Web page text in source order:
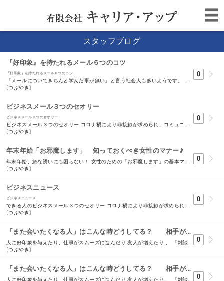
スタッフブログ
『好印象』を持たれるメール６つのコツ
『好印象』を持たれるメール６つのコツ
[つぶやき]
0
ビジネスメール３つのセオリー
ビジネスメール３つのセオリー
[つぶやき]
0
年末年始「お邪魔します」 知っておくべき女性のマナー♪
[つぶやき]
0
ビジネスニュース
ビジネスニュース
[つぶやき]
0
「また会いたくなる人」はこんな時どうしてる？ 相手がつまらなそう…:中級編
人に好印象を与えたり、仕事がスムーズに進んだり 友人が増えたり 、 「雑談力」を磨くと良いことがいっぱい！ 自分が言いたい事をノープランで話し、何の実りもないのが 世間話 。 それに対し、会話の中で相手の情報を得ながら距離を縮め、信頼関係を築くのが 雑談 。 働く女性 の 37.4% が 「雑談がうまくなるコツ」を知りたい と思っている ！ 雑談中に、相手がつまらなそうにしている⋯と感じたら 「 事前にネタを準備 」すべし！ ④楽しい席では話を「ちょい盛り」 嘘をつくのはご法度。 だが、場を盛り上げるために多少大げさに表現するのはアリ〇。 事実をちょっぴり脚色して話す事で、相手の興味をグッと惹きつける ”トーク上手”に。抑揚をつけて話すとより伝わりやすい。 例えば⋯ テーマ：昨日食べたラーメンが凄く辛かった 自分「昨日食べたラーメンが凄く辛かったんですよ～」 相手「どれくらい辛かったの？」 ↓ このときの自分の一言 《NG》 「見た目が真っ赤で。 食べられないほどではないんですけど」 相手も「へぇ～」で終わりそう 《OK》 「もう、見た目から 地獄の様に真っ赤 で。 熱々だったから 一口食べるごとに辛さ倍増 でした‼」 「うわぁ、凄く辛そう！ちょっと気になるな～」と会話が広がりそう ⑤前回教えてもらった事に触れる 以前あったことがある人と話すなら、「前回の話を受けて雑談する」ことで距離を縮めよう。 特に目上の相手には効果大〇。「また教えて下さい」の一言を添えれば印象アップ。 継続的な友好関係をつくりやすい。 例えば⋯ これで印象アップ！ ---------------------------------------------------------------------------------------------------------------------------------- 「先日教えて頂いた映画、早速レンタルして観ました。 素晴らしかったです。 教えて頂いて、本当に良かった です！」 ---------------------------------------------------------------------------------------------------------------------------------- 「前回教えて頂いたサイト、次の日のプレゼンに とても役立ちました！ 」 ---------------------------------------------------------------------------------------------------------------------------------- 「前日ご指摘いただいた資料の改善点、早速見直して出したら無事、 上司のＯＫが出ました。 ありがとうございました！ 」 ---------------------------------------------------------------------------------------------------------------------------------- （著書『１分で心をつかむ話し方』より） 話し相手から「この間あなたに聞いた定食屋さん良かったよ～」と言われたら、やはり嬉しいですし、 同じ「定食屋」を気に入ったという共通項目ができるので一気に親しくなったような気持ちになります。 「あの定食屋新メニューできましたね、もう食べました？」「最近あの定食屋へは行っていますか?」 とまた次の話題ができるのも楽しみになります。
[つぶやき]
0
「また会いたくなる人」はこんな時どうしてる？ 相手がつまらなそう…:初級編
人に好印象を与えたり、仕事がスムーズに進んだり 友人が増えたり 、 「雑談力」を磨くと良いことがいっぱい！ 自分が言いたい事をノープランで話し、何の実りもないのが 世間話 。 それに対し、会話の中で相手の情報を得ながら距離を縮め、信頼関係を築くのが 雑談 。 働く女性 の 37.4% が 「雑談がうまくなるコツ」を知りたい と思っている ！ 雑談中に、相手がつまらなそうにしている⋯と感じたら 「 事前にネタを準備 」すべし！ ①20秒なら天気やニュースの話題で ほんの立ち話程度の挨拶なら、当たり障りのない話題を選んでおくのが無難。 笑顔で気持ちよくコミュニケーションすることを心掛けよう。 例えば⋯ こんな話題が便利！ 天気 最近のニュース 相手の着ている服 仕事の近況 ②社内なら、相手の仕事に役立つ情報を「ちょい出し」 人が本当に喜ぶのは、その人にとって利益のあるネタ。 自分が直接関わっているからこそ分かる現場の声や情報など、相手にとって価値の あるネタを「ちょい出し」することで、関心を持ってもらいやすい。 例えば⋯ 「 そういえば、先日うちの部署の調査で⋯ 」 「 最近、〇〇の売上がとても好調で⋯ 」 ③ジャンル別に「へぇ～」ネタを準備しておく 万人の興味を引きやすい雑学ネタを、ジャンル別にいくつか仕込んでおけば、会話が詰まった時に役に立つ。 雑学が苦手な人にとっての安心材料にも。使い古したネタは定期的に入れ替えよう。 例えば⋯ こんな話が使える！ 健康 美容 趣味 食 ------------------------------------------------------------------------------------------------ 《健康》 日本人の死因ベスト３は、がんと心筋梗塞ともう１つは何かご存知ですか？ 脳卒中かと思いきや、実は肺炎なんですよ。 ------------------------------------------------------------------------------------------------ 《美容》 昼間の15時は脂肪をため込む物質が１番少なく、太りにくい時間帯らしいですね。 ３時のおやつって理にかなっているのですね。 ------------------------------------------------------------------------------------------------ 《趣味》 今、猫ブームですよね。ちまたでよく見る三毛猫ですが、実はほとんどがメスなんです。 オスは３万分の１の確率でしか生まれないそうですよ。 ------------------------------------------------------------------------------------------------ 《食》 かき氷のシロップの多くは同じ味付けだって知っていました？着色料と香料によって 脳が錯覚を起こし、違う味だと認識するらしいです。 ------------------------------------------------------------------------------------------------ （著書『１分で心をつかむ話し方』より） 私が実際に実践している事ですが、自分とは世代も性別も違うかたとお話しする際は、 （特に目上のかたと接する際は）事前準備としてネットニュースを活用し 時事ネタを仕入れています。 難しい内容になった時は、聞き手に徹しリアクションを取る等工夫をしております。
0